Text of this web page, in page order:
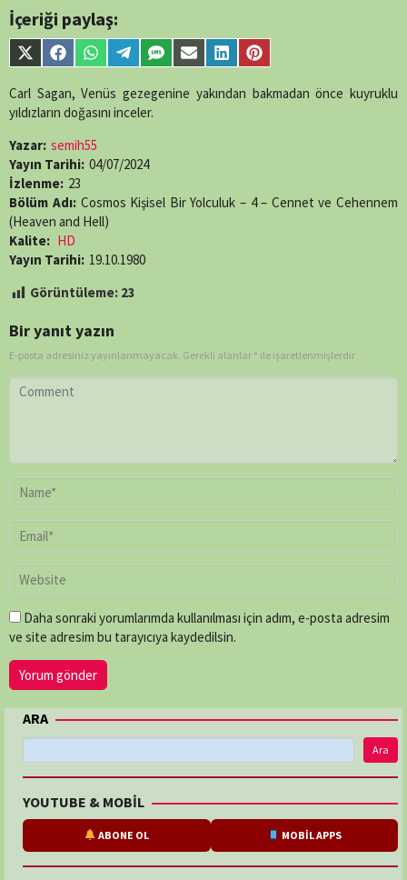
/home/belges/public_html/belgeselsemo/wp-
content/themes/muvipro/template-
parts/content-
single-
line89
İçeriği paylaş:
Share
on
X
(Twitter)
Share
on
Facebook
Share
on
WhatsApp
Share
on
Telegram
Share
on
SMS
Share
on
Email
Share
on
LinkedIn
Share
on
Pinterest
Carl Sagan, Venüs gezegenine yakından bakmadan önce kuyruklu
yıldızların doğasını inceler.
Yazar: semih55
Yayın Tarihi: 04/07/2024
İzlenme: 23
Bölüm Adı: Cosmos Kişisel Bir Yolculuk – 4 – Cennet ve Cehennem
(Heaven and Hell)
Kalite: HD
Yayın Tarihi: 19.10.1980
Görüntüleme: 23
Bir yanıt yazın
E-posta adresiniz yayınlanmayacak. Gerekli alanlar * ile işaretlenmişlerdir
Daha sonraki yorumlarımda kullanılması için adım, e-posta adresim
ve site adresim bu tarayıcıya kaydedilsin.
ARA
Ara
YOUTUBE & MOBİL
ABONE OL MOBİL APPS